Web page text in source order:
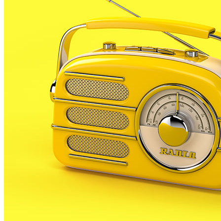
hospitals de Blanes i Calella.
Es tracta d’un equipament orientat a tractar els casos
que no necessiten llargues estades i en el que en la
majoria de casos no existeixen llits per a
l’hospitalització.
Marina Geli, consellera de Salut, ja va confirmar a RP
fa just un any, que el govern català estava estudiant
aquesta possibilitat i fa unes setmanes, a proposta de
CiU, es va aprovar una proposta de resolució que
instava al govern a buscar un emplaçament a aquests
equipament a l’Alt Maresme.
Els tres municipis es consideren idonis per acollir les
noves instal·lacions i veuen propici el moment ara